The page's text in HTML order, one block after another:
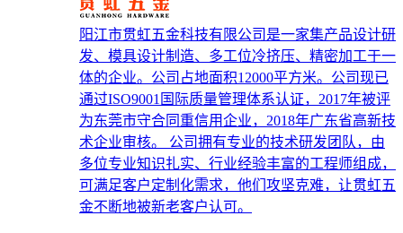
阳江市贯虹五金科技有限公司是一家集产品设计研
发、模具设计制造、多工位冷挤压、精密加工于一
体的企业。公司占地面积12000平方米。公司现已
通过ISO9001国际质量管理体系认证，2017年被评
为东莞市守合同重信用企业，2018年广东省高新技
术企业审核。 公司拥有专业的技术研发团队，由
多位专业知识扎实、行业经验丰富的工程师组成，
可满足客户定制化需求，他们攻坚克难，让贯虹五
金不断地被新老客户认可。